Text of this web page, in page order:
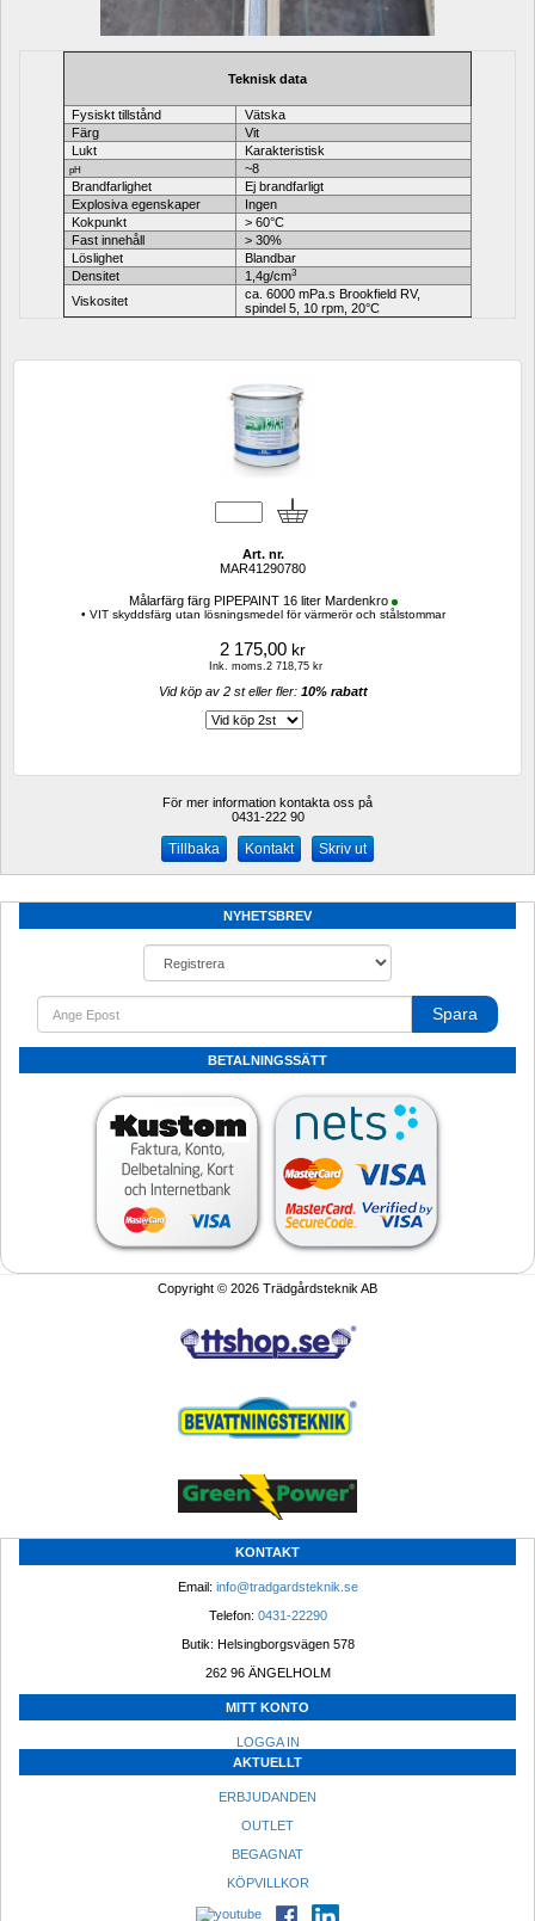
Teknisk data
Fysiskt tillstånd
Vätska
Färg
Vit
Lukt
Karakteristisk
pH
~8
Brandfarlighet
Ej brandfarligt
Explosiva egenskaper
Ingen
Kokpunkt
> 60°C
Fast innehåll
> 30%
Löslighet
Blandbar
Densitet 1,4g/cm3
Viskositet
ca. 6000 mPa.s Brookfield RV,
spindel 5, 10 rpm, 20°C
Art. nr.
MAR41290780
Målarfärg färg PIPEPAINT 16 liter Mardenkro
• VIT skyddsfärg utan lösningsmedel för värmerör och stålstommar
2 175,00 kr
Ink. moms.2 718,75 kr
Vid köp av 2 st eller fler: 10% rabatt
För mer information kontakta oss på
0431-222 90
Kontakt Skriv ut
NYHETSBREV
Spara
BETALNINGSSÄTT
Copyright © 2026 Trädgårdsteknik AB
KONTAKT
Email: info@tradgardsteknik.se
Telefon: 0431-22290
Butik: Helsingborgsvägen 578
262 96 ÄNGELHOLM
MITT KONTO
LOGGA IN
AKTUELLT
ERBJUDANDEN
OUTLET
BEGAGNAT
KÖPVILLKOR